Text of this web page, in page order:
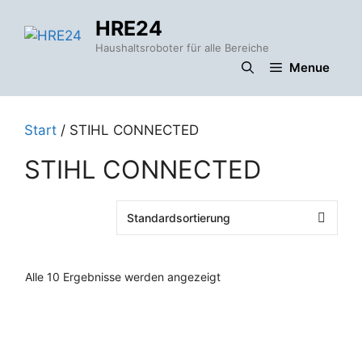
Inhalt
HRE24
Haushaltsroboter für alle Bereiche
Menue
Start / STIHL CONNECTED
STIHL CONNECTED
Alle 10 Ergebnisse werden angezeigt